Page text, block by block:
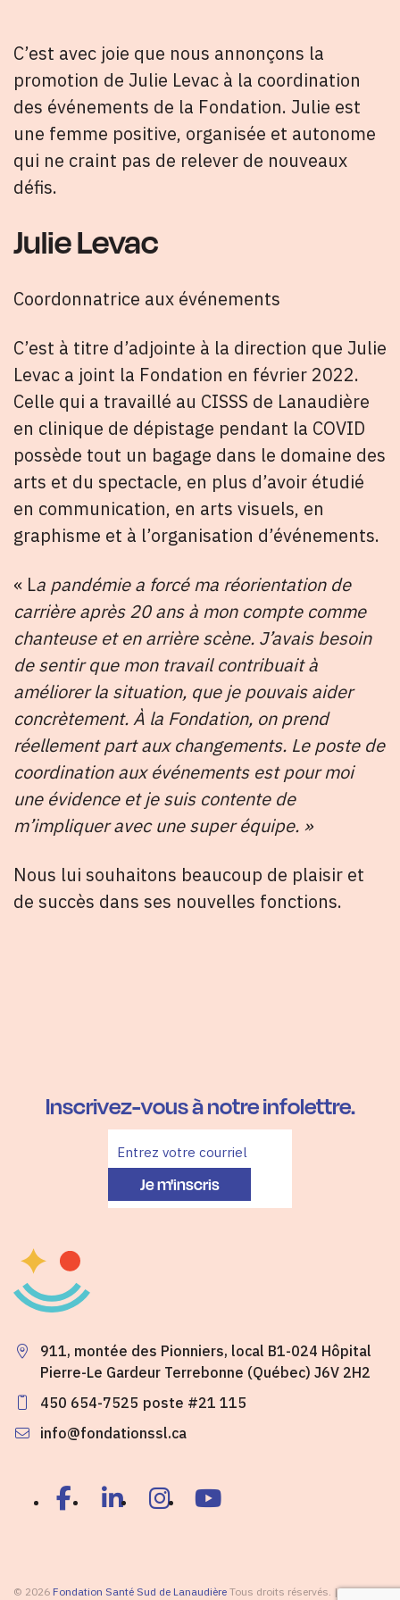
C’est avec joie que nous annonçons la
promotion de Julie Levac à la coordination
des événements de la Fondation. Julie est
une femme positive, organisée et autonome
qui ne craint pas de relever de nouveaux
défis.
Julie Levac
Coordonnatrice aux événements
C’est à titre d’adjointe à la direction que Julie
Levac a joint la Fondation en février 2022.
Celle qui a travaillé au CISSS de Lanaudière
en clinique de dépistage pendant la COVID
possède tout un bagage dans le domaine des
arts et du spectacle, en plus d’avoir étudié
en communication, en arts visuels, en
graphisme et à l’organisation d’événements.
« La pandémie a forcé ma réorientation de
carrière après 20 ans à mon compte comme
chanteuse et en arrière scène. J’avais besoin
de sentir que mon travail contribuait à
améliorer la situation, que je pouvais aider
concrètement. À la Fondation, on prend
réellement part aux changements. Le poste de
coordination aux événements est pour moi
une évidence et je suis contente de
m’impliquer avec une super équipe. »
Nous lui souhaitons beaucoup de plaisir et
de succès dans ses nouvelles fonctions.
Inscrivez-vous à notre infolettre.
Je m'inscris
911, montée des Pionniers, local B1-024 Hôpital
Pierre-Le Gardeur Terrebonne (Québec) J6V 2H2
450 654-7525 poste #21 115
info@fondationssl.ca
© 2026 Fondation Santé Sud de Lanaudière Tous droits réservés. |Plan du